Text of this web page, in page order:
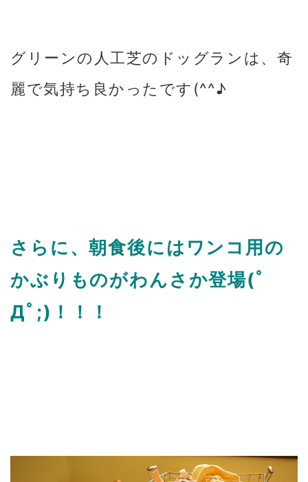
グリーンの人工芝のドッグランは、奇
麗で気持ち良かったです(^^♪
さらに、朝食後にはワンコ用の
かぶりものがわんさか登場(ﾟ
Дﾟ;)！！！